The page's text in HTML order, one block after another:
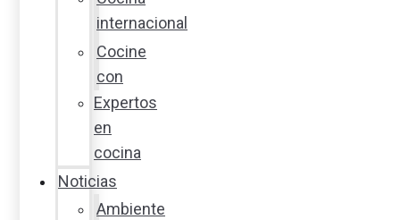
internacional
Cocine
con
Expertos
en
cocina
Noticias
Ambiente